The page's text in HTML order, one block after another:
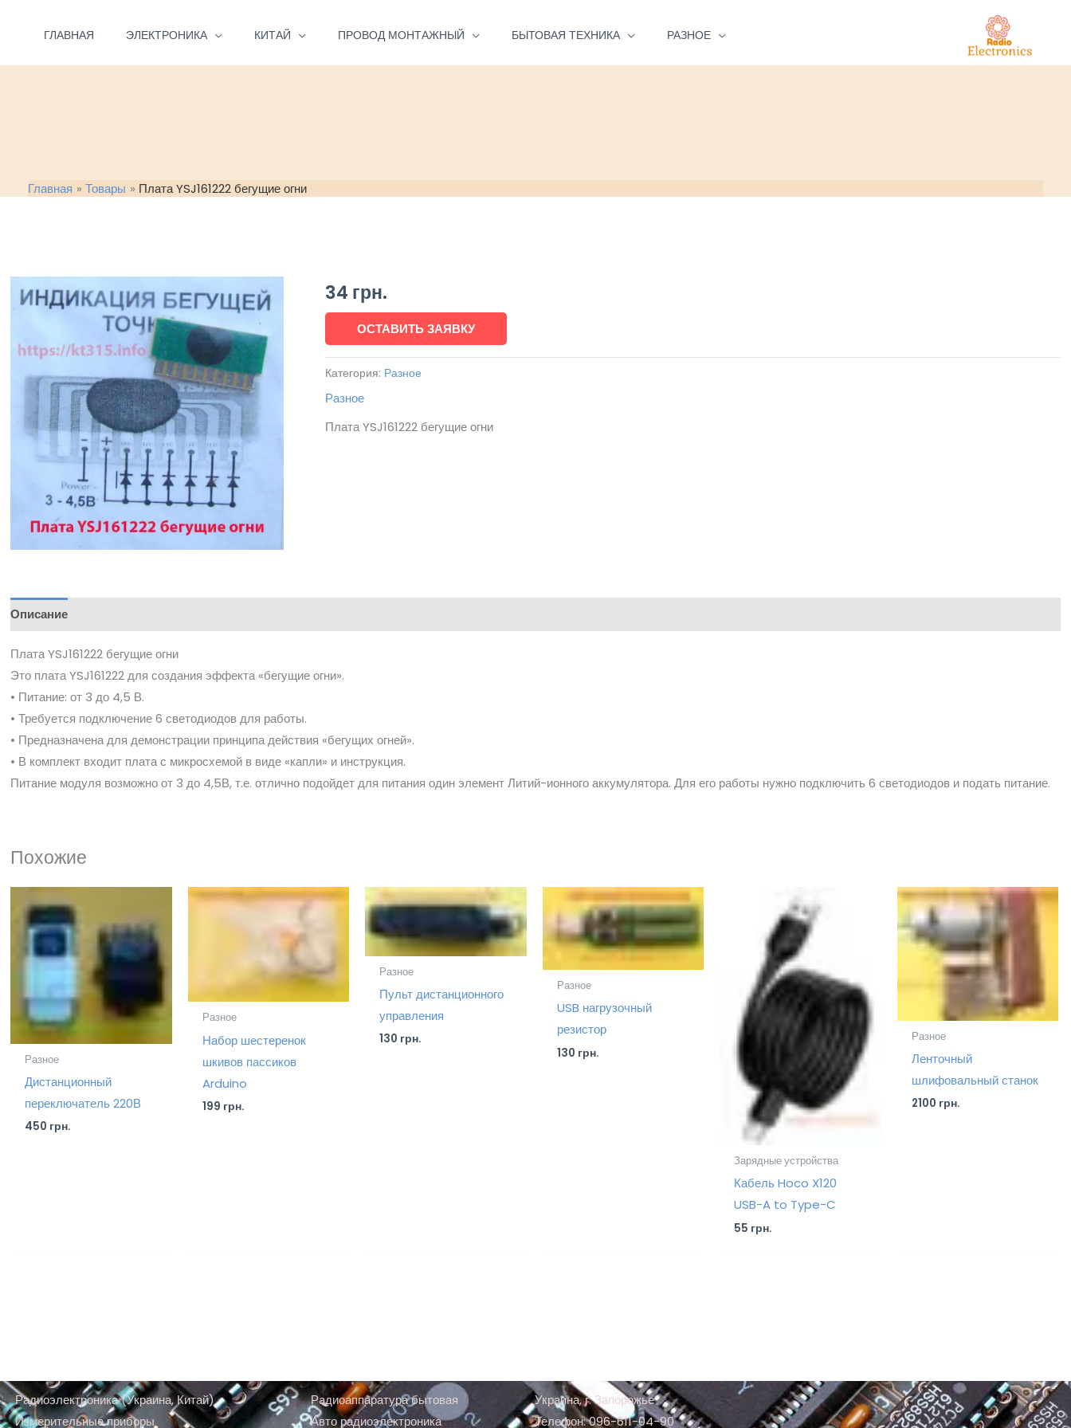
ГЛАВНАЯ ЭЛЕКТРОНИКА КИТАЙ ПРОВОД МОНТАЖНЫЙ БЫТОВАЯ ТЕХНИКА РАЗНОЕ
Главная Товары Плата YSJ161222 бегущие огни
34 грн.
ОСТАВИТЬ ЗАЯВКУ
Категория: Разное
Разное
Плата YSJ161222 бегущие огни
Описание
Плата YSJ161222 бегущие огни
Это плата YSJ161222 для создания эффекта «бегущие огни».
• Питание: от 3 до 4,5 В.
• Требуется подключение 6 светодиодов для работы.
• Предназначена для демонстрации принципа действия «бегущих огней».
• В комплект входит плата с микросхемой в виде «капли» и инструкция.
Питание модуля возможно от 3 до 4,5В, т.е. отлично подойдет для питания один элемент Литий-ионного аккумулятора. Для его работы нужно подключить 6 светодиодов и подать питание.
Похожие
Разное
Дистанционный
переключатель 220В
450 грн.
Разное
Набор шестеренок
шкивов пассиков
Arduino
199 грн.
Разное
Пульт дистанционного
управления
130 грн.
Разное
USB нагрузочный
резистор
130 грн.
Зарядные устройства
Кабель Hoco X120
USB-A to Type-C
55 грн.
Разное
Ленточный
шлифовальный станок
2100 грн.
Радиоэлектроника (Украина, Китай)
Измерительные приборы
Радиоаппаратура бытовая
Авто радиоэлектроника
Украина, г. Запорожье
Телефон: 096-611-04-90